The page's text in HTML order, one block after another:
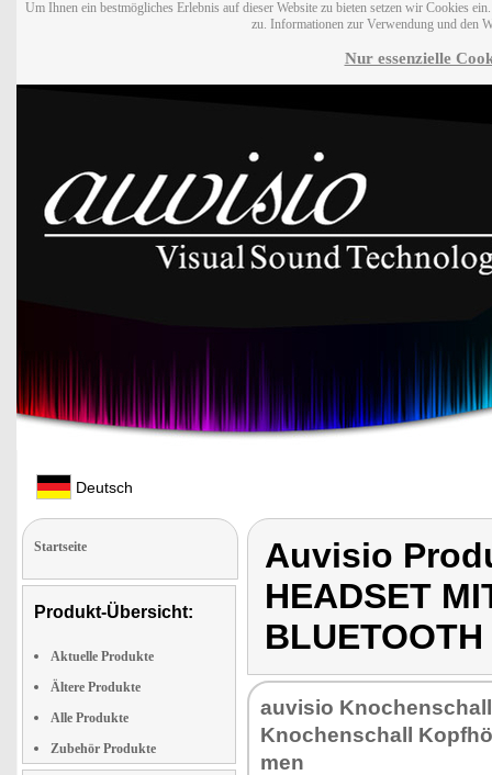
Um Ihnen ein bestmögliches Erlebnis auf dieser Website zu bieten setzen wir Cookies
zu. Informationen zur Verwendung und den
Nur essenzielle
Deutsch
Startseite
Produkt-Übersicht:
Aktuelle Produkte
Ältere Produkte
Alle Produkte
Zubehör Produkte
Auvisio
HEADSET
BLUETOOTH
au­vi­sio
Kno­chen­schall
men